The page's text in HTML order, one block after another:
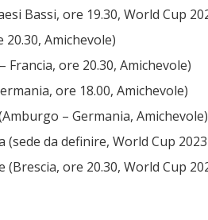
Bassi, ore 19.30, World Cup
Amichevole)
ore 20.30, Amichevole)
ore 18.00, Amichevole)
– Germania, Amichevole)
da definire, World Cup
ore 20.30, World Cup